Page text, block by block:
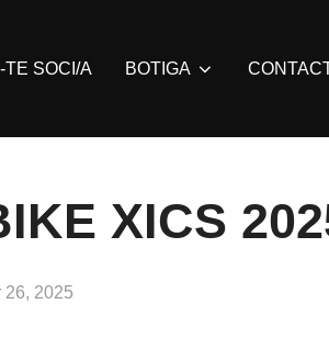
TE SOCI/A BOTIGA
XICS
26, 2025